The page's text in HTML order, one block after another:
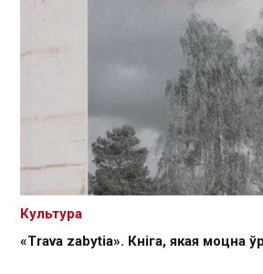
«Trava zabytia». Кніга, якая моцна
Культура